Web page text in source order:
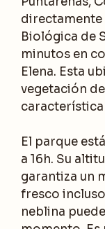
directamente
Biológica de
minutos en
Elena. Esta
vegetación
característica
El parque
a 16h. Su
garantiza un
fresco
neblina